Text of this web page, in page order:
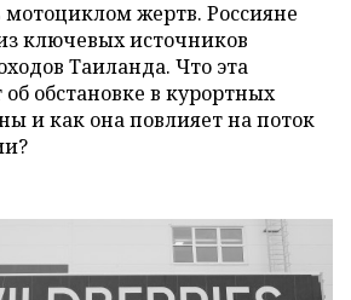
мотоциклом жертв. Россияне
ключевых источников
Таиланда. Что эта
об обстановке в курортных
и как она повлияет на поток